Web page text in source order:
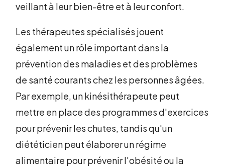
veillant à leur bien-être et à leur confort.
Les thérapeutes spécialisés jouent
également un rôle important dans la
prévention des maladies et des problèmes
de santé courants chez les personnes âgées.
Par exemple, un kinésithérapeute peut
mettre en place des programmes d'exercices
pour prévenir les chutes, tandis qu'un
diététicien peut élaborer un régime
alimentaire pour prévenir l'obésité ou la